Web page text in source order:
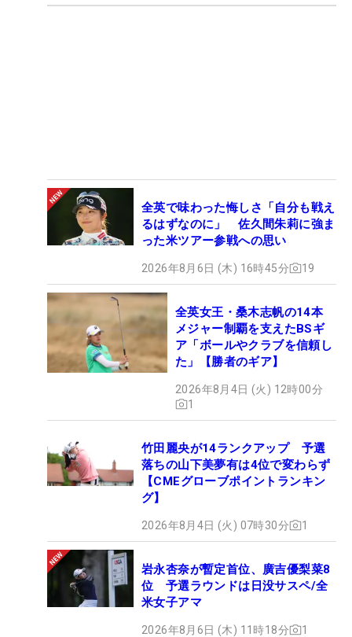
全英で味わった悔しさ「自分も戦え
るはずなのに」 佐久間朱莉に強ま
った米ツアー参戦への思い
2026年8月6日 (木) 16時45分 19
全英女王・桑木志帆の14本
メジャー制覇を支えたBSギ
ア「ボールやクラブを信頼し
た」【勝者のギア】
2026年8月4日 (火) 12時00分
1
竹田麗央が14ランクアップ 予選
落ちの山下美夢有は4位で変わらず
【CMEグローブポイントランキン
グ】
2026年8月4日 (火) 07時30分 1
岩永杏奈が暫定首位、廣吉優梨菜8
位 予選ラウンドは日没サスペ/全
米女子アマ
2026年8月6日 (木) 11時18分 1